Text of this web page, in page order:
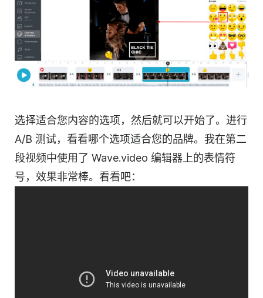
选择适合您内容的选项，然后就可以开始了。进行
A/B 测试，看看哪个选项适合您的品牌。我在第二
段视频中使用了 Wave.video 编辑器上的表情符
号，效果非常棒。看看吧：